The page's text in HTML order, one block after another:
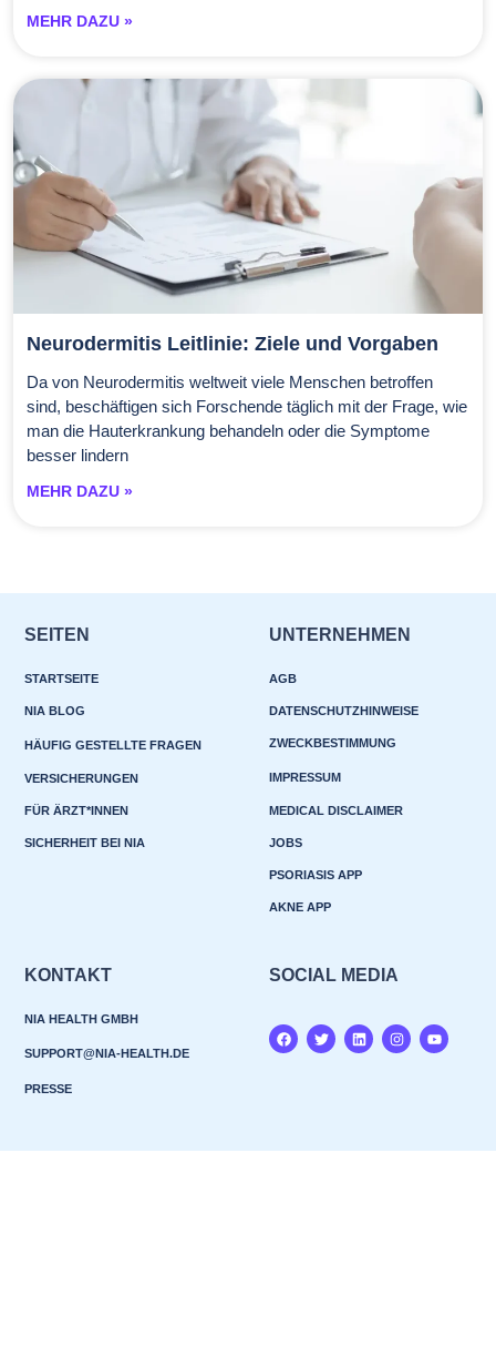
https://www.helios-gesundheit.de/magazin/gesunder-
wirkung/
Zugriff am 11.08.2023
MEHR DAZU »
Neurodermitis Leitlinie: Ziele und Vorgaben
Da von Neurodermitis weltweit viele Menschen betroffen
sind, beschäftigen sich Forschende täglich mit der Frage, wie
man die Hauterkrankung behandeln oder die Symptome
besser lindern
MEHR DAZU »
SEITEN
STARTSEITE
NIA BLOG
HÄUFIG GESTELLTE FRAGEN
VERSICHERUNGEN
FÜR ÄRZT*INNEN
SICHERHEIT BEI NIA
UNTERNEHMEN
AGB
DATENSCHUTZHINWEISE
ZWECKBESTIMMUNG
IMPRESSUM
MEDICAL DISCLAIMER
JOBS
PSORIASIS APP
AKNE APP
KONTAKT
NIA HEALTH GMBH
SUPPORT@NIA-HEALTH.DE
PRESSE
SOCIAL MEDIA